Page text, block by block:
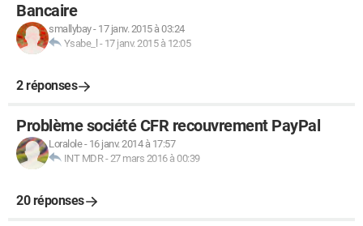
Bancaire
smallybay- 17 janv. 2015 à 03:24
Ysabe_l - 17 janv. 2015 à 12:05
2 réponses
Problème société CFR recouvrement PayPal
Loralole- 16 janv. 2014 à 17:57
INT MDR-27 mars 2016 à 00:39
20 réponses